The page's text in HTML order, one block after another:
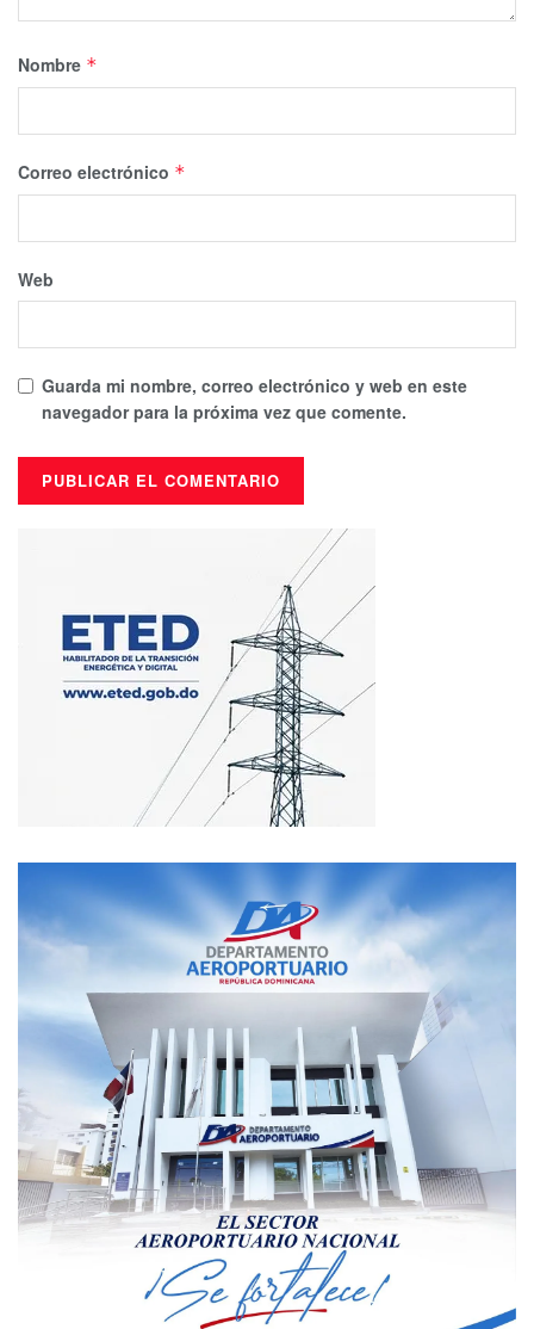
Nombre *
Correo electrónico *
Web
Guarda mi nombre, correo electrónico y web en este
navegador para la próxima vez que comente.